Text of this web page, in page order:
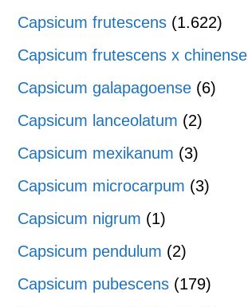
Capsicum frutescens (1.622)
Capsicum frutescens x chinense
Capsicum galapagoense (6)
Capsicum lanceolatum (2)
Capsicum mexikanum (3)
Capsicum microcarpum (3)
Capsicum nigrum (1)
Capsicum pendulum (2)
Capsicum pubescens (179)